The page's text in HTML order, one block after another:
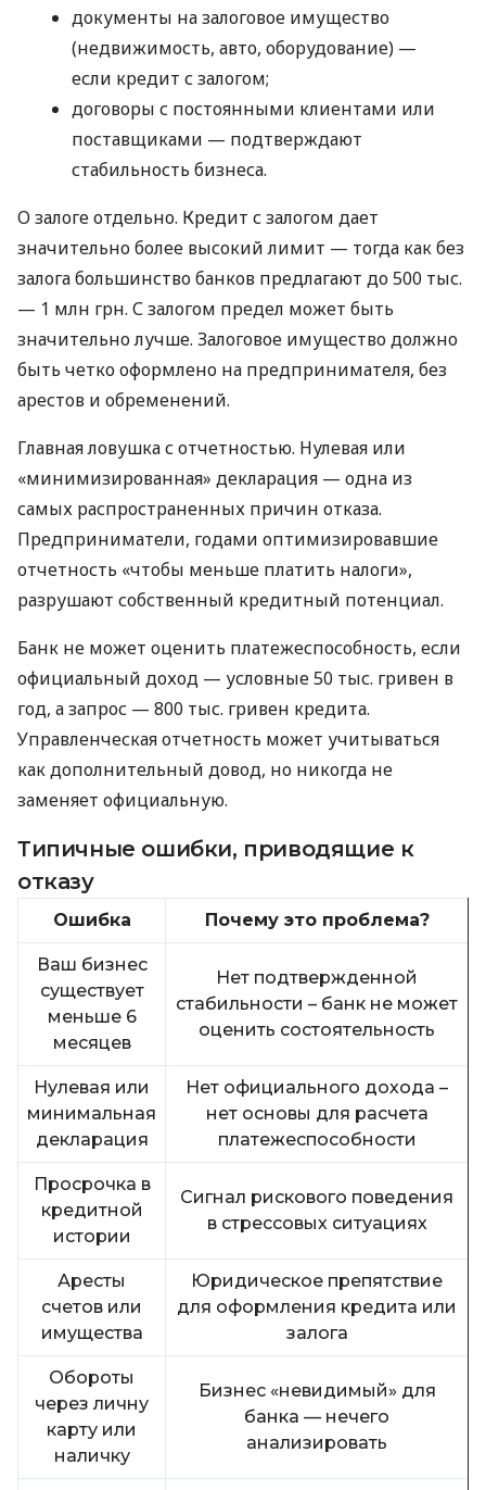
документы на залоговое имущество
(недвижимость, авто, оборудование) —
если кредит с залогом;
договоры с постоянными клиентами или
поставщиками — подтверждают
стабильность бизнеса.
О залоге отдельно. Кредит с залогом дает
значительно более высокий лимит — тогда как без
залога большинство банков предлагают до 500 тыс.
— 1 млн грн. С залогом предел может быть
значительно лучше. Залоговое имущество должно
быть четко оформлено на предпринимателя, без
арестов и обременений.
Главная ловушка с отчетностью. Нулевая или
«минимизированная» декларация — одна из
самых распространенных причин отказа.
Предприниматели, годами оптимизировавшие
отчетность «чтобы меньше платить налоги»,
разрушают собственный кредитный потенциал.
Банк не может оценить платежеспособность, если
официальный доход — условные 50 тыс. гривен в
год, а запрос — 800 тыс. гривен кредита.
Управленческая отчетность может учитываться
как дополнительный довод, но никогда не
заменяет официальную.
Типичные ошибки, приводящие к
отказу
Ошибка Почему это проблема?
Ваш бизнес
существует
меньше 6
месяцев
Нет подтвержденной
стабильности – банк не может
оценить состоятельность
Нулевая или
минимальная
декларация
Нет официального дохода –
нет основы для расчета
платежеспособности
Просрочка в
кредитной
истории
Сигнал рискового поведения
в стрессовых ситуациях
Аресты
счетов или
имущества
Юридическое препятствие
для оформления кредита или
залога
Обороты
через личну
карту или
наличку
Бизнес «невидимый» для
банка — нечего
анализировать